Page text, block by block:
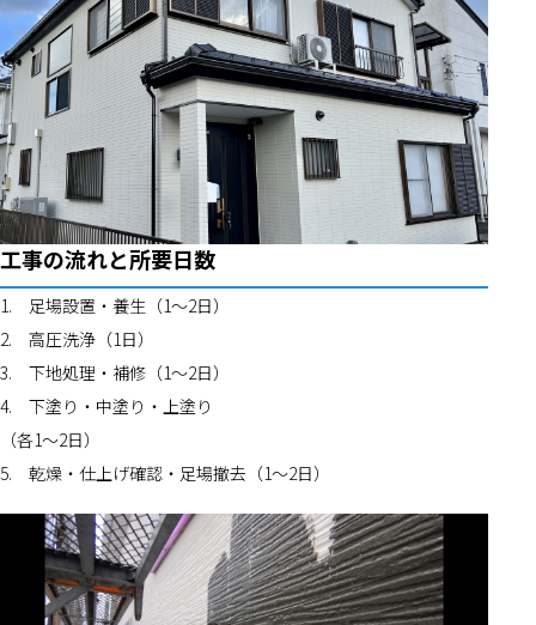
工事の流れと所要日数
1.	足場設置・養生（1〜2日）
2.	高圧洗浄（1日）
3.	下地処理・補修（1〜2日）
4.	下塗り・中塗り・上塗り
（各1〜2日）
5.	乾燥・仕上げ確認・足場撤去（1〜2日）